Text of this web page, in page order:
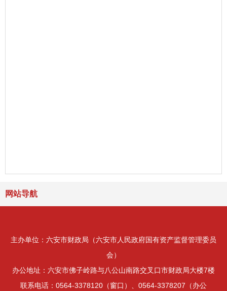
网站导航
主办单位：六安市财政局（六安市人民政府国有资产监督管理委员
会）
办公地址：六安市佛子岭路与八公山南路交叉口市财政局大楼7楼
联系电话：0564-3378120（窗口）、0564-3378207（办公